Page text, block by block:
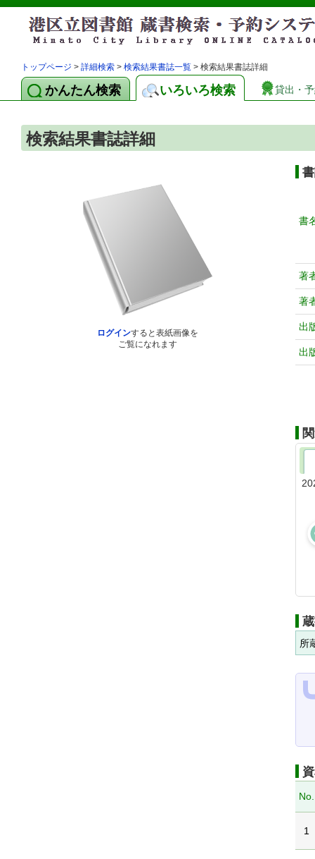
トップページ > 詳細検索 > 検索結果書誌一覧 > 検索結果書誌詳細
かんたん検索 いろいろ検索 貸出・
検索結果書誌詳細
ログインすると表紙画像を
ご覧になれます
書
著
著
出
出
所
No.
1